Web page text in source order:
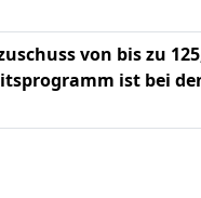
von bis zu
ist bei